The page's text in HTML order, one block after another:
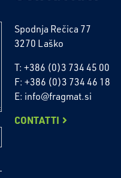
Spodnja Rečica 77
3270 Laško
T: +386 (0)3 734 45 00
F: +386 (0)3 734 46 18
E: info@fragmat.si
CONTATTI